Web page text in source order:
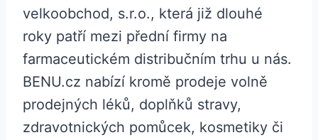
velkoobchod, s.r.o., která již dlouhé
roky patří mezi přední firmy na
farmaceutickém distribučním trhu u nás.
BENU.cz nabízí kromě prodeje volně
prodejných léků, doplňků stravy,
zdravotnických pomůcek, kosmetiky či